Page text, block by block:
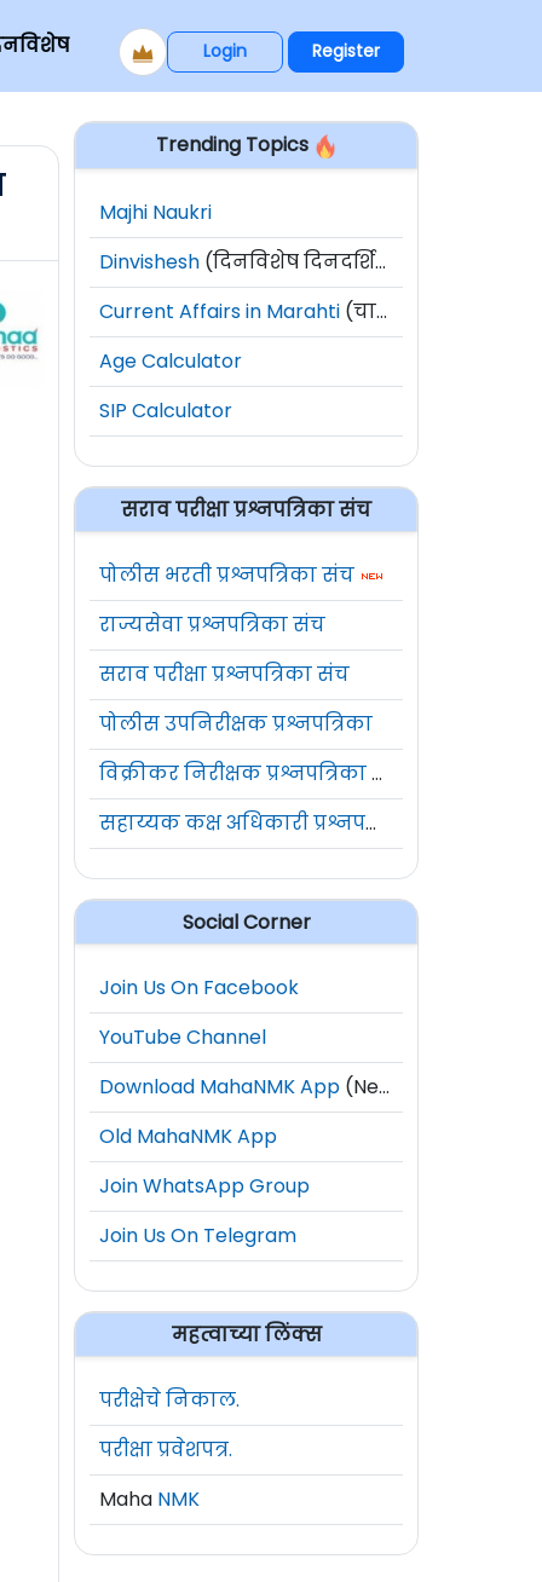
Login Register
Trending Topics
Majhi Naukri
Dinvishesh (दिनविशेष दिनदर्शिका)
Current Affairs in Marahti (चालू घडामोडी)
Age Calculator
SIP Calculator
सराव परीक्षा प्रश्नपत्रिका संच
पोलीस भरती प्रश्नपत्रिका संच
राज्यसेवा प्रश्नपत्रिका संच
सराव परीक्षा प्रश्नपत्रिका संच
पोलीस उपनिरीक्षक प्रश्नपत्रिका
विक्रीकर निरीक्षक प्रश्नपत्रिका संच
सहाय्यक कक्ष अधिकारी प्रश्नपत्रिका संच
Social Corner
Join Us On Facebook
YouTube Channel
Download MahaNMK App (New)
Old MahaNMK App
Join WhatsApp Group
Join Us On Telegram
महत्वाच्या लिंक्स
परीक्षेचे निकाल.
परीक्षा प्रवेशपत्र.
Maha NMK